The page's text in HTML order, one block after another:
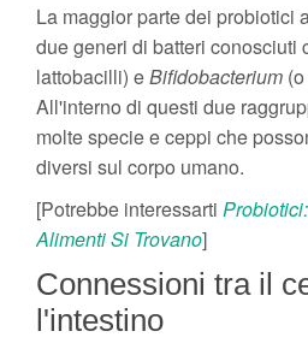
La maggior parte dei probiotici
due generi di batteri conosciuti
lattobacilli) eBifidobacterium
All'interno di questi due
molte specie e ceppi che
diversi sul corpo umano.
[Potrebbe interessarti
Alimenti Si Trovano]
Connessioni tra il
l'intestino